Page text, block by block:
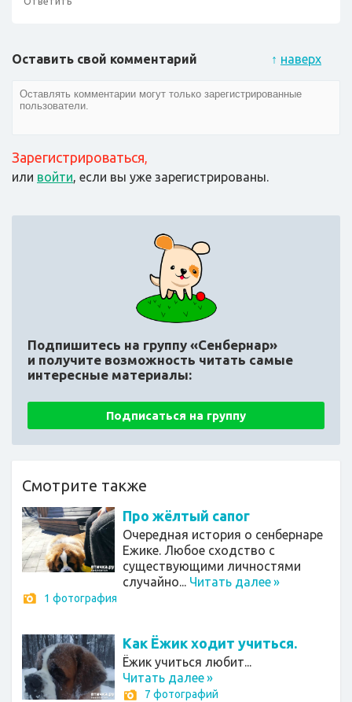
↑ наверх
Оставить свой комментарий
Зарегистрироваться,
или войти, если вы уже зарегистрированы.
Подпишитесь на группу «Сенбернар»
и получите возможность читать самые
интересные материалы:
Подписаться на группу
Смотрите также
Про жёлтый сапог
Очередная история о сенбернаре
Ежике. Любое сходство с
существующими личностями
случайно... Читать далее»
1 фотография
Как Ёжик ходит учиться.
Ёжик учиться любит...
Читать далее»
7 фотографий